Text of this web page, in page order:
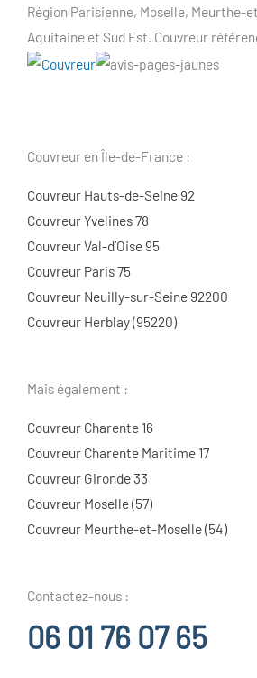
Région Parisienne, Moselle, Meurthe-
Aquitaine et Sud Est. Couvreur
Couvreur en Île-de-France :
Couvreur Hauts-de-Seine 92
Couvreur Yvelines 78
Couvreur Val-d’Oise 95
Couvreur Paris 75
Couvreur Neuilly-sur-Seine 92200
Couvreur Herblay (95220)
Mais également :
Couvreur Charente 16
Couvreur Charente Maritime 17
Couvreur Gironde 33
Couvreur Moselle (57)
Couvreur Meurthe-et-Moselle (54)
Contactez-nous :
06 01 76 07 65